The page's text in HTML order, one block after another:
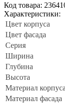
Код товара:
Характеристики:
Цвет корпуса
Цвет фасада
Серия
Ширина
Глубина
Высота
Материал корпуса
Материал фасада